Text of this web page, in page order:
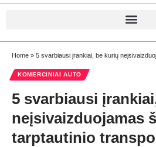
Home » 5 svarbiausi įrankiai, be kurių neįsivaizduojamas
KOMERCINIAI AUTO
5 svarbiausi
neįsivaizduojamas
tarptautinio